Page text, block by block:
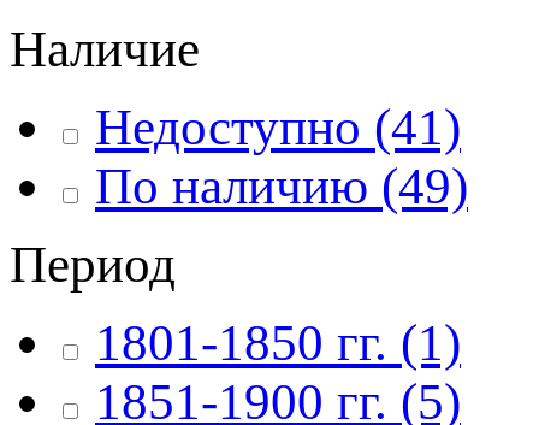
Наличие
Недоступно (41)
По наличию (49)
Период
1801-1850 гг. (1)
1851-1900 гг. (5)